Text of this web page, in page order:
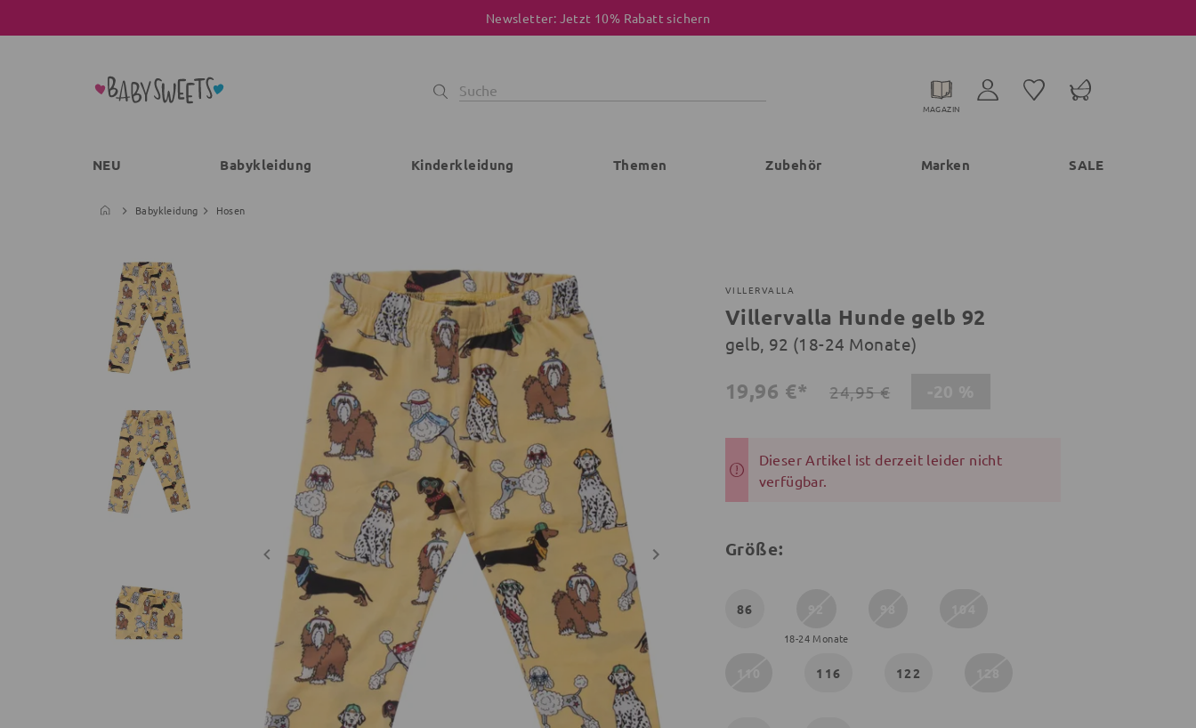
Newsletter: Jetzt 10% Rabatt sichern
MAGAZIN
NEU Babykleidung Kinderkleidung Themen Zubehör Marken SALE
Babykleidung Hosen
VILLERVALLA
Villervalla Hunde gelb 92
gelb, 92 (18-24 Monate)
19,96 €* 24,95 €
Dieser Artikel ist derzeit leider nicht
verfügbar.
Größe:
86
18-24 Monate
116 122